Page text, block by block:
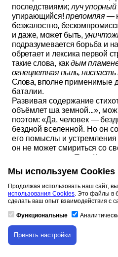
последствиями; луч упорный
упирающийся!преломляя—
безжалостно,
и даже, может быть,
подразумевается борьба и
обретает и лексика первой
такие слова, какдым
огнецветная пыль, ниспасть
Слова, вполне применимые
баталии.
Развивая содержание
объёмлет ша земной...»,
поэтом: «Да, человек —
бездной вселенной. Но он
его помыслы и
он не может смириться со
всегда спорить с Тем, Кто
не примет он своей участи
бесплодным и
это одна тайн человека —
рваться с "земного круга"-
"сна"приводит к обрете­
строфа - кульминация в
антитеза(сумерки, но
метафора ("По жилам небо
Скачивание материала доступно
авторизованных пользователей.
Мы используем Cookies
Продолжая использовать наш сайт,
использования Cookies. Это файлы в
сделать ваш опыт взаимодействия с
Функциональные
Принять настройки